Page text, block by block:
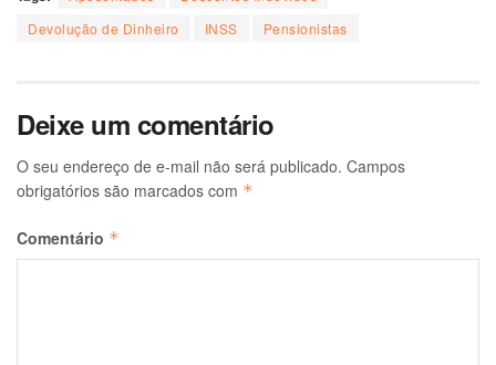
Devolução de Dinheiro
INSS Pensionistas
Deixe um comentário
O seu endereço de e-mail não será publicado. Campos
obrigatórios são marcados com *
Comentário *